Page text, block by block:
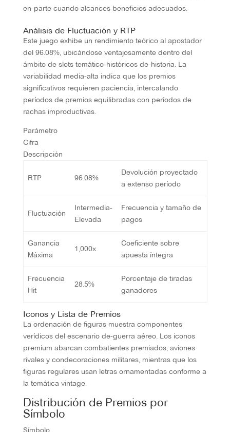
en-parte cuando alcances beneficios adecuados.
Análisis de Fluctuación y RTP
Este juego exhibe un rendimiento teórico al apostador
del 96.08%, ubicándose ventajosamente dentro del
ámbito de slots temático-históricos de-historia. La
variabilidad media-alta indica que los premios
significativos requieren paciencia, intercalando
períodos de premios equilibradas con períodos de
rachas improductivas.
Parámetro
Cifra
Descripción
RTP 96.08%
Devolución proyectado
a extenso período
Fluctuación
Intermedia-
Elevada
Frecuencia y tamaño de
pagos
Ganancia
Máxima
1,000x
Coeficiente sobre
apuesta íntegra
Frecuencia
Hit
28.5%
Porcentaje de tiradas
ganadores
Iconos y Lista de Premios
La ordenación de figuras muestra componentes
verídicos del escenario de-guerra aéreo. Los iconos
premium abarcan combatientes premiados, aviones
rivales y condecoraciones militares, mientras que los
figuras regulares usan letras ornamentadas conforme a
la temática vintage.
Distribución de Premios por
Símbolo
Símbolo